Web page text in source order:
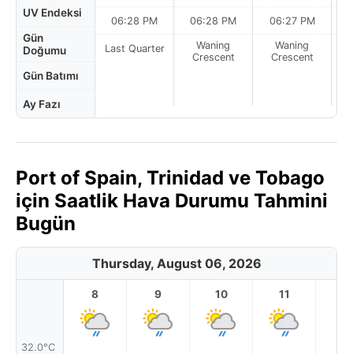
UV Endeksi
Gün
Doğumu
Gün Batımı
Ay Fazı
06:28 PM
Last Quarter
06:28 PM
Waning
Crescent
06:27 PM
Waning
Crescent
Port of Spain, Trinidad ve Tobago
için Saatlik Hava Durumu Tahmini
Bugün
Thursday, August 06, 2026
32.0°C
8 9 10 11